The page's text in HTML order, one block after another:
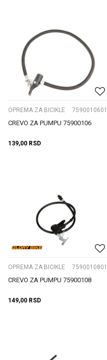
OPREMA ZA BICIKLE 7590010601
CREVO ZA PUMPU 75900106
139,00 RSD
OPREMA ZA BICIKLE 7590010801
CREVO ZA PUMPU 75900108
149,00 RSD